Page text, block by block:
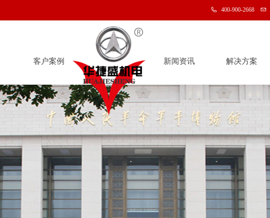
400-900-2668
新闻资讯
新闻资讯
解决方案
解决方案
客户案例
客户案例